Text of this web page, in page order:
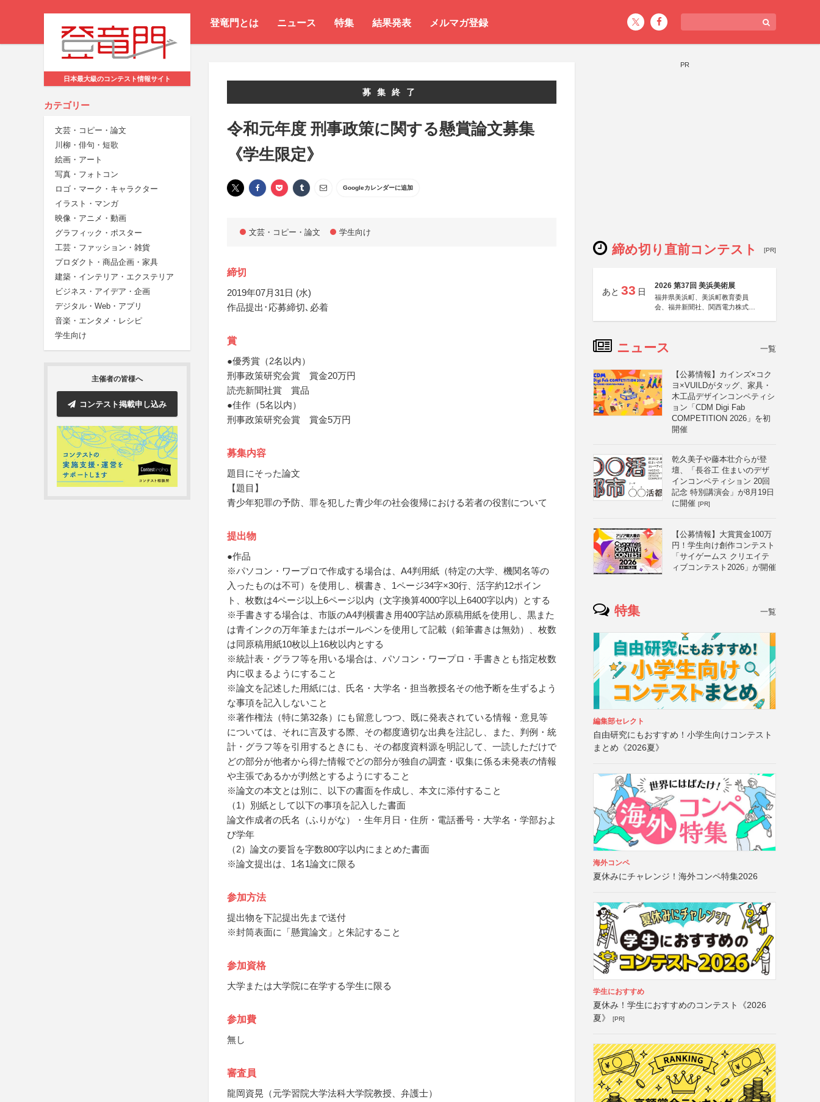
登竜門とは ニュース 特集 結果発表 メルマガ登録
日本最大級のコンテスト情報サイト
カテゴリー
文芸・コピー・論文
川柳・俳句・短歌
絵画・アート
写真・フォトコン
ロゴ・マーク・キャラクター
イラスト・マンガ
映像・アニメ・動画
グラフィック・ポスター
工芸・ファッション・雑貨
プロダクト・商品企画・家具
建築・インテリア・エクステリア
ビジネス・アイデア・企画
デジタル・Web・アプリ
音楽・エンタメ・レシピ
学生向け
主催者の皆様へ
コンテスト掲載申し込み
募集終了
令和元年度 刑事政策に関する懸賞論文募集
《学生限定》
Googleカレンダーに追加
文芸・コピー・論文 学生向け
締切
2019年07月31日 (水)
作品提出･応募締切､必着
賞
●優秀賞（2名以内）
刑事政策研究会賞 賞金20万円
読売新聞社賞 賞品
●佳作（5名以内）
刑事政策研究会賞 賞金5万円
募集内容
題目にそった論文
【題目】
青少年犯罪の予防、罪を犯した青少年の社会復帰における若者の役割について
提出物
●作品
※パソコン・ワープロで作成する場合は、A4判用紙（特定の大学、機関名等の
入ったものは不可）を使用し、横書き、1ページ34字×30行、活字約12ポイン
ト、枚数は4ページ以上6ページ以内（文字換算4000字以上6400字以内）とする
※手書きする場合は、市販のA4判横書き用400字詰め原稿用紙を使用し、黒また
は青インクの万年筆またはボールペンを使用して記載（鉛筆書きは無効）、枚数
は同原稿用紙10枚以上16枚以内とする
※統計表・グラフ等を用いる場合は、パソコン・ワープロ・手書きとも指定枚数
内に収まるようにすること
※論文を記述した用紙には、氏名・大学名・担当教授名その他予断を生ずるよう
な事項を記入しないこと
※著作権法（特に第32条）にも留意しつつ、既に発表されている情報・意見等
については、それに言及する際、その都度適切な出典を注記し、また、判例・統
計・グラフ等を引用するときにも、その都度資料源を明記して、一読しただけで
どの部分が他者から得た情報でどの部分が独自の調査・収集に係る未発表の情報
や主張であるかが判然とするようにすること
※論文の本文とは別に、以下の書面を作成し、本文に添付すること
（1）別紙として以下の事項を記入した書面
論文作成者の氏名（ふりがな）・生年月日・住所・電話番号・大学名・学部およ
び学年
（2）論文の要旨を字数800字以内にまとめた書面
※論文提出は、1名1論文に限る
参加方法
提出物を下記提出先まで送付
※封筒表面に「懸賞論文」と朱記すること
参加資格
大学または大学院に在学する学生に限る
参加費
無し
審査員
龍岡資晃（元学習院大学法科大学院教授、弁護士）
PR
締め切り直前コンテスト [PR]
あと 33 日
2026 第37回 美浜美術展
福井県美浜町、美浜町教育委員
会、福井新聞社、関西電力株式会
ニュース 一覧
【公募情報】カインズ×コク
ヨ×VUILDがタッグ、家具・
木工品デザインコンペティシ
ョン「CDM Digi Fab
COMPETITION 2026」を初
開催
乾久美子や藤本壮介らが登
壇、「長谷工 住まいのデザ
インコンペティション 20回
記念 特別講演会」が8月19日
に開催 [PR]
【公募情報】大賞賞金100万
円！学生向け創作コンテスト
「サイゲームス クリエイテ
ィブコンテスト2026」が開催
特集 一覧
編集部セレクト
自由研究にもおすすめ！小学生向けコンテスト
まとめ《2026夏》
海外コンペ
夏休みにチャレンジ！海外コンペ特集2026
学生におすすめ
夏休み！学生におすすめのコンテスト《2026
夏》
[PR]